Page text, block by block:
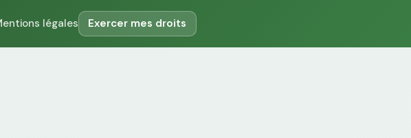
légales Exercer mes droits